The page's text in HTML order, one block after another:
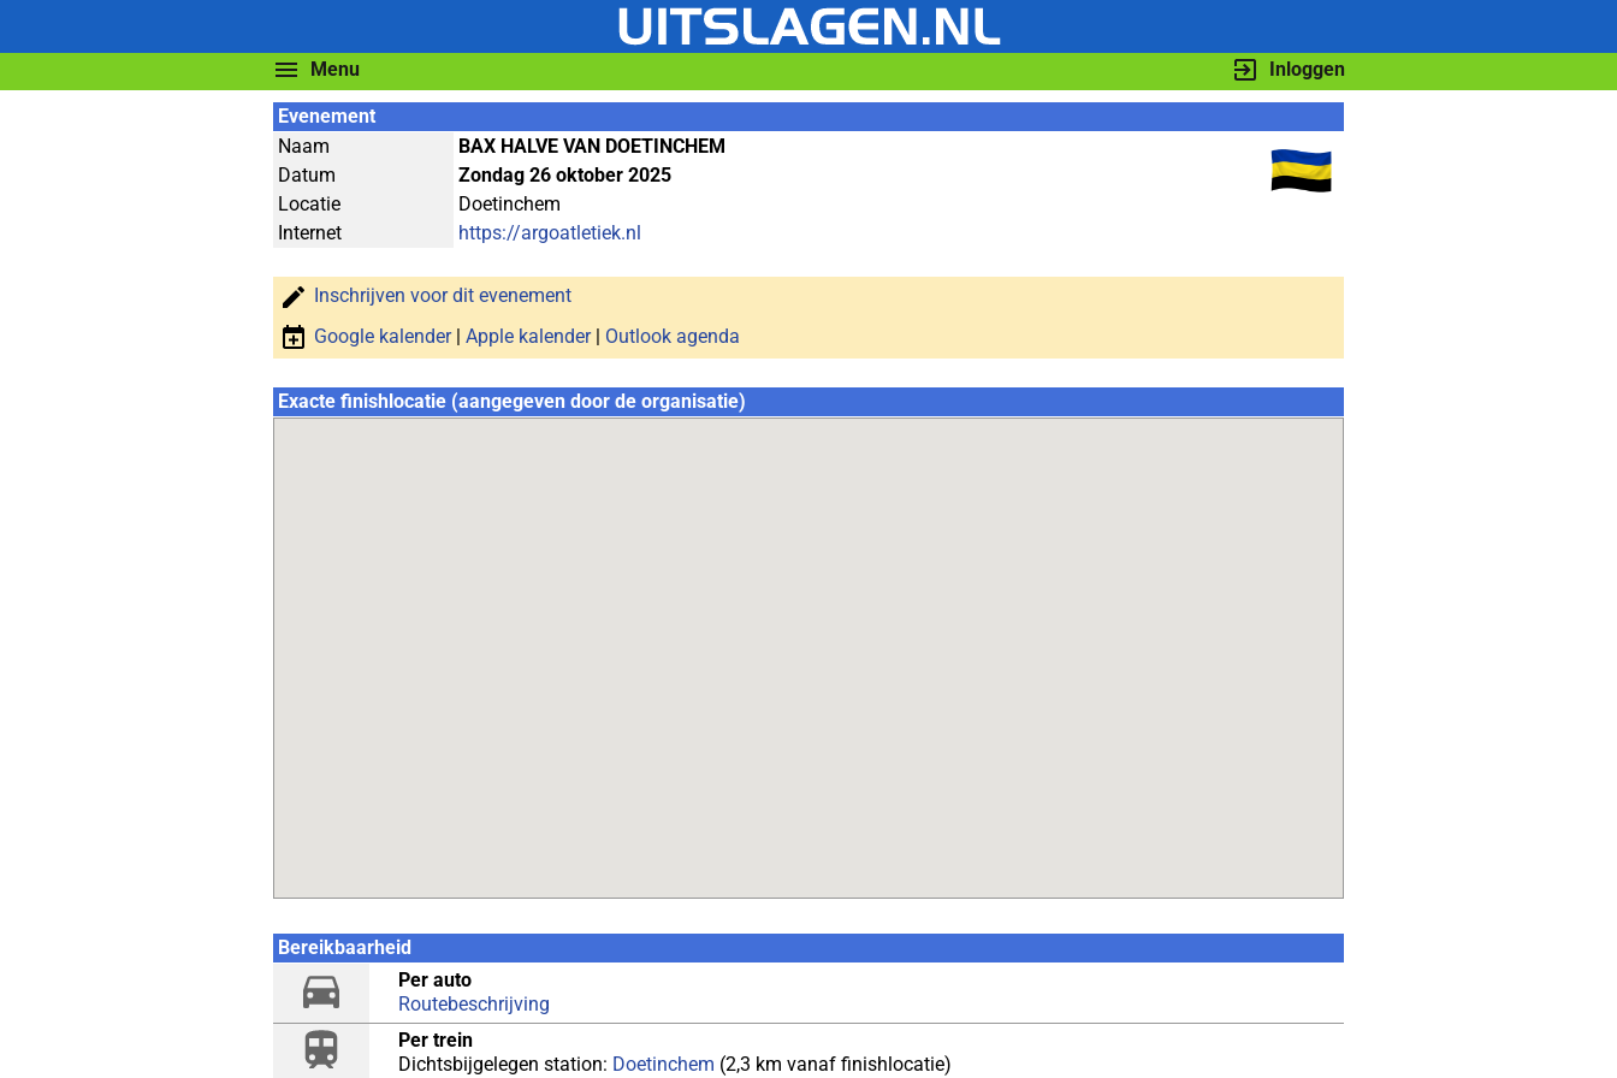
Menu Inloggen
Evenement
Naam
BAX HALVE VAN DOETINCHEM
Datum
Zondag 26 oktober 2025
Locatie
Doetinchem
Internet
https://argoatletiek.nl
Inschrijven voor dit evenement
Google kalender| Apple kalender| Outlook agenda
Exacte finishlocatie (aangegeven door de organisatie)
Bereikbaarheid
Per auto
Routebeschrijving
Per trein
Dichtsbijgelegen station: Doetinchem (2,3 km vanaf finishlocatie)